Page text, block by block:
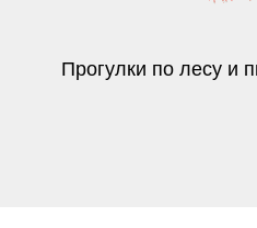
Прогулки по лесу и